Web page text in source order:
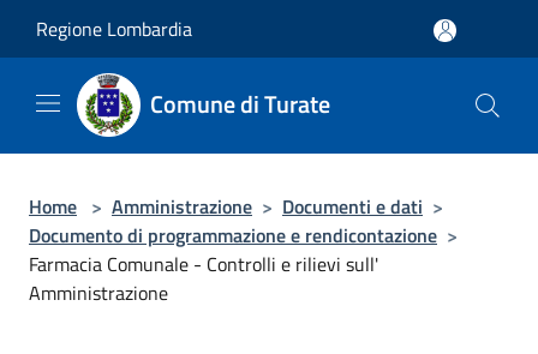
Regione Lombardia
Comune di Turate
Home > Amministrazione > Documenti e dati >
Documento di programmazione e rendicontazione >
Farmacia Comunale - Controlli e rilievi sull'
Amministrazione